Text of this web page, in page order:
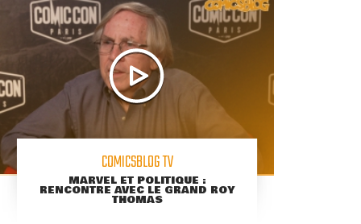
COMICSBLOG TV
MARVEL ET POLITIQUE :
RENCONTRE AVEC LE GRAND ROY
THOMAS